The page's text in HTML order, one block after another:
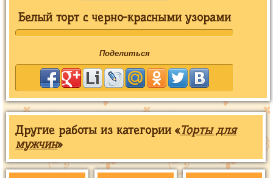
Белый торт с черно-красными узорами
Поделиться
Другие работы из категории «Торты для
мужчин»